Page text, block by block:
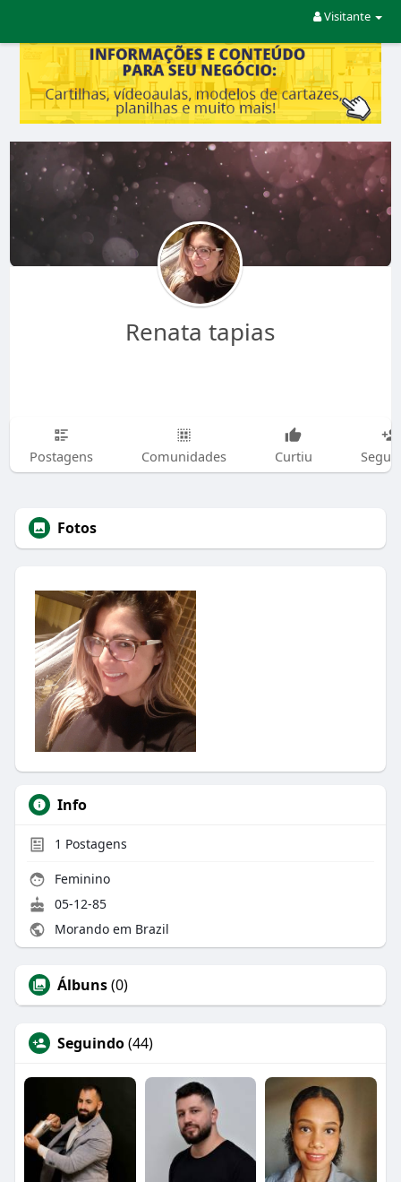
Visitante
Renata tapias
Postagens Comunidades Curtiu
Fotos
Info
1 Postagens
Feminino
05-12-85
Morando em Brazil
Álbuns(0)
Seguindo(44)